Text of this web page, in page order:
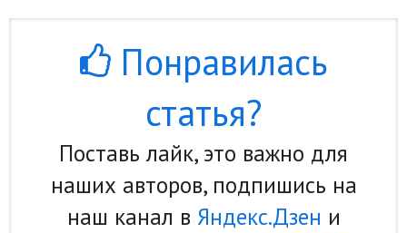
Понравилась
статья?
Поставь лайк, это важно для
наших авторов, подпишись на
наш канал в Яндекс.Дзен и